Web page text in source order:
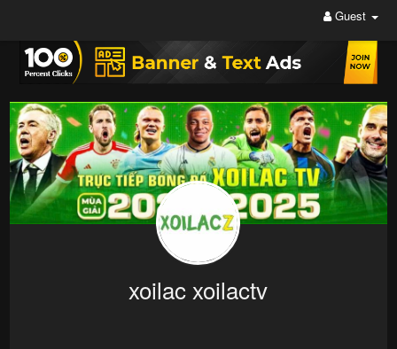
Guest
xoilac xoilactv